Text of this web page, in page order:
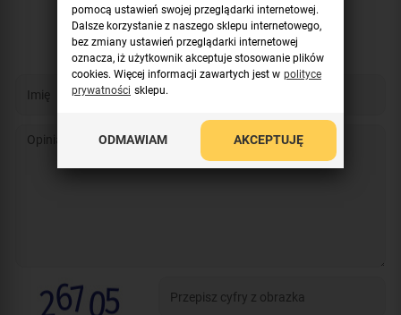
Dodaj opinię
pomocą ustawień swojej przeglądarki internetowej.
Dalsze korzystanie z naszego sklepu internetowego,
bez zmiany ustawień przeglądarki internetowej
oznacza, iż użytkownik akceptuje stosowanie plików
cookies. Więcej informacji zawartych jest w polityce
prywatności sklepu.
ODMAWIAM AKCEPTUJĘ